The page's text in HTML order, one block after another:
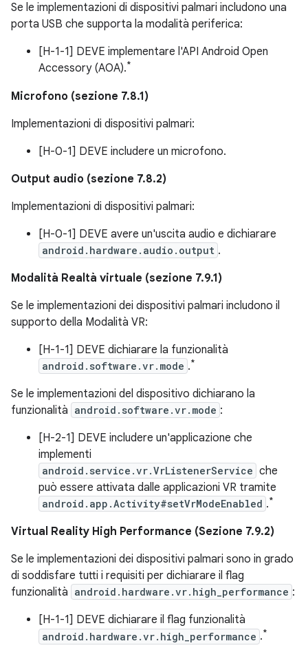
Se le implementazioni di dispositivi palmari includono una
porta USB che supporta la modalità periferica:
[H-1-1] DEVE implementare l'API Android Open
Accessory (AOA).*
Microfono (sezione 7.8.1)
Implementazioni di dispositivi palmari:
[H-0-1] DEVE includere un microfono.
Output audio (sezione 7.8.2)
Implementazioni di dispositivi palmari:
[H-0-1] DEVE avere un'uscita audio e dichiarare
android.hardware.audio.output .
Modalità Realtà virtuale (sezione 7.9.1)
Se le implementazioni dei dispositivi palmari includono il
supporto della Modalità VR:
[H-1-1] DEVE dichiarare la funzionalità
android.software.vr.mode .*
Se le implementazioni del dispositivo dichiarano la
funzionalità android.software.vr.mode :
[H-2-1] DEVE includere un'applicazione che
implementi
android.service.vr.VrListenerService che
può essere attivata dalle applicazioni VR tramite
android.app.Activity#setVrModeEnabled .*
Virtual Reality High Performance (Sezione 7.9.2)
Se le implementazioni dei dispositivi palmari sono in grado
di soddisfare tutti i requisiti per dichiarare il flag
funzionalità android.hardware.vr.high_performance :
[H-1-1] DEVE dichiarare il flag funzionalità
android.hardware.vr.high_performance .*